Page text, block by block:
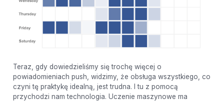
Teraz, gdy dowiedzieliśmy się trochę więcej o
powiadomieniach push, widzimy, że obsługa wszystkiego, co
czyni tę praktykę idealną, jest trudna. I tu z pomocą
przychodzi nam technologia. Uczenie maszynowe ma